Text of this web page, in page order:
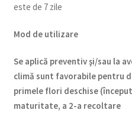
este de 7 zile
Mod de utilizare
Se aplică preventiv şi/sau la
climă sunt favorabile pentru
primele flori deschise
maturitate, a 2-a recoltare